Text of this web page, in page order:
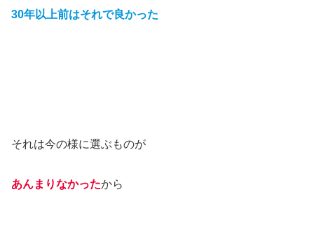
30年以上前はそれで良かった
それは今の様に選ぶものが
あんまりなかったから